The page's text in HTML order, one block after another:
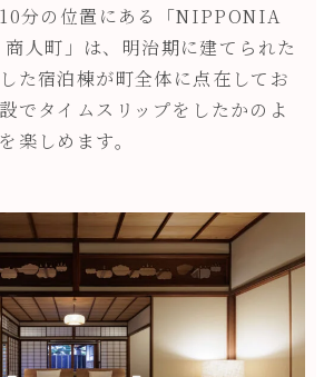
分の位置にある「NIPPONIA
人町」は、明治期に建てられた
た宿泊棟が町全体に点在してお
でタイムスリップをしたかのよ
楽しめます。